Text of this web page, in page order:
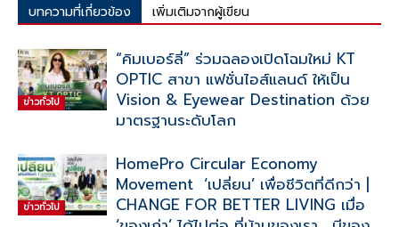
บทความที่เกี่ยวข้อง เพิ่มเติมจากผู้เขียน
ข่าวทั่วไป
“คิมเบอร์ลี่” ร่วมฉลองเปิดโฉมใหม่ KT
OPTIC สาขา แฟชั่นไอส์แลนด์ ให้เป็น
Vision & Eyewear Destination ด้วย
มาตรฐานระดับโลก
ข่าวทั่วไป
HomePro Circular Economy
Movement ‘เปลี่ยน’ เพื่อชีวิตที่ดีกว่า |
CHANGE FOR BETTER LIVING เมื่อ